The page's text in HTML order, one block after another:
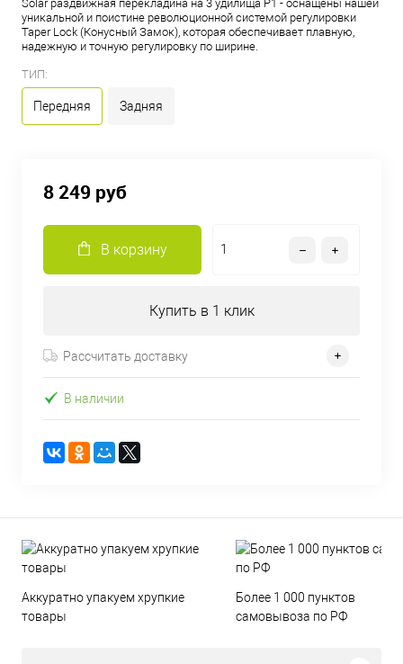
Solar раздвижная перекладина на 3 удилища Р1 - оснащены нашей
уникальной и поистине революционной системой регулировки
Taper Lock (Конусный Замок), которая обеспечивает плавную,
надежную и точную регулировку по ширине.
ТИП:
Передняя Задняя
8 249 руб
В корзину
Купить в 1 клик
Рассчитать доставку
В наличии
Аккуратно упакуем хрупкие
товары
Более 1 000 пунктов
самовывоза по РФ